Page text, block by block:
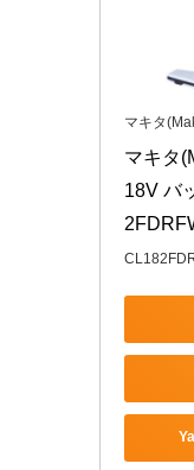
マキタ
マキタ
18V バ